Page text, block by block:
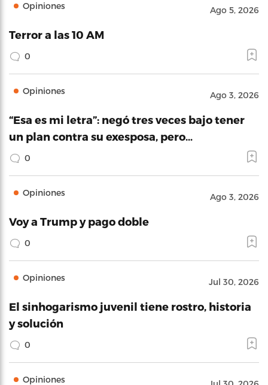
Opiniones Ago 5, 2026
Terror a las 10 AM
0
Opiniones Ago 3, 2026
“Esa es mi letra”: negó tres veces bajo tener
un plan contra su exesposa, pero…
0
Opiniones Ago 3, 2026
Voy a Trump y pago doble
0
Opiniones Jul 30, 2026
El sinhogarismo juvenil tiene rostro, historia
y solución
0
Opiniones